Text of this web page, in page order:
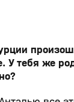
У тебя же